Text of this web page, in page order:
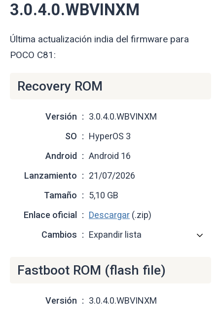
3.0.4.0.WBVINXM
Última actualización india del firmware para
POCO C81:
Recovery ROM
Versión
3.0.4.0.WBVINXM
SO
HyperOS 3
Android
Android 16
Lanzamiento
21/07/2026
Tamaño
5,10 GB
Enlace oficial
Descargar (.zip)
Cambios
Expandir lista
Fastboot ROM (flash file)
Versión
3.0.4.0.WBVINXM